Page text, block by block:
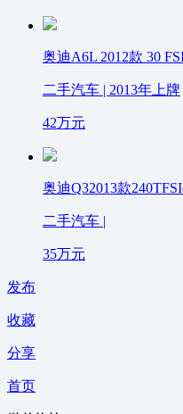
奥迪A6L 2012款 30
二手汽车 | 2013年上牌
42万元
奥迪Q32013款
二手汽车 |
35万元
发布
收藏
分享
首页